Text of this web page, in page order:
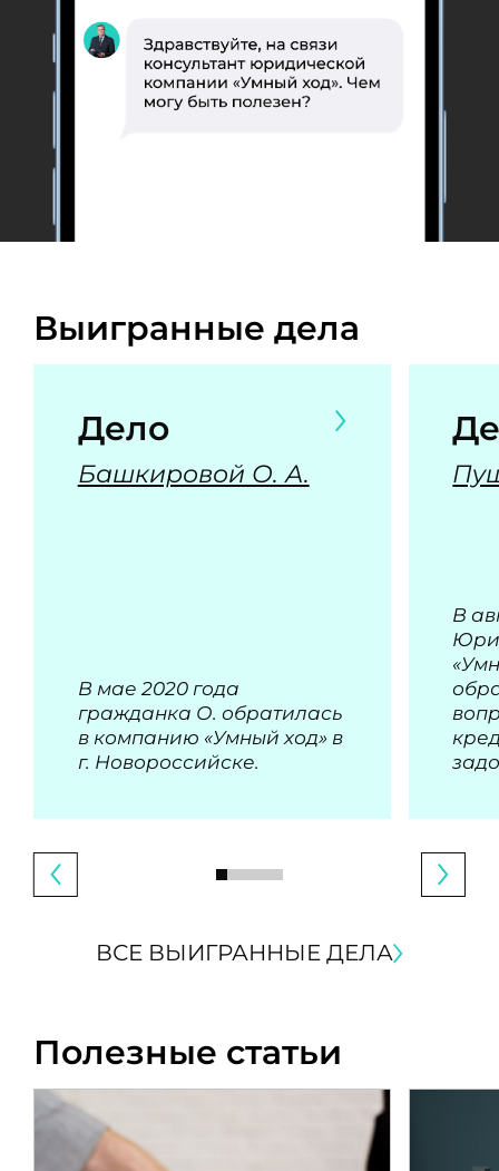
Выигранные дела
Дело
Башкировой О. А.
В мае 2020 года
гражданка О. обратилась
в компанию «Умный ход» в
г. Новороссийске.
В
ВСЕ ВЫИГРАННЫЕ ДЕЛА
Полезные статьи